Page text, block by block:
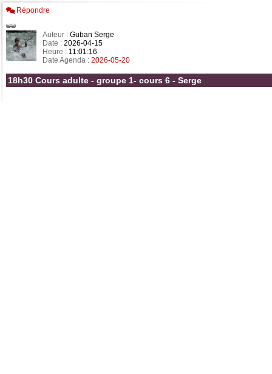
Répondre
Auteur : Guban Serge
Date : 2026-04-15
Heure : 11:01:16
Date Agenda : 2026-05-20
18h30 Cours adulte - groupe 1- cours 6 - Serge